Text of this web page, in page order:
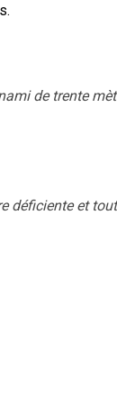
de trente
déficiente et